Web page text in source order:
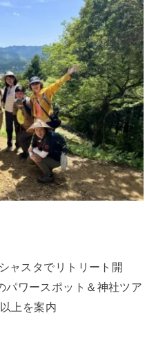
ャスタでリトリート開
パワースポット＆神社ツア
上を案内